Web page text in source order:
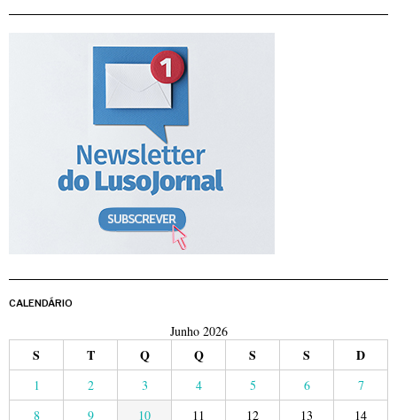
CALENDÁRIO
Junho 2026
S T Q Q S S D
1 2 3 4 5 6
7
8
9 10 11 12 13 14